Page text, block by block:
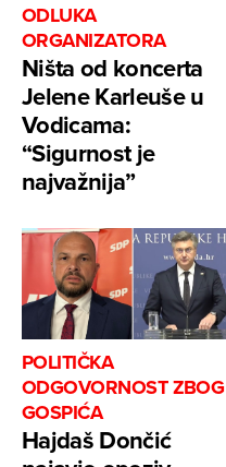
ODLUKA
ORGANIZATORA
Ništa od koncerta
Jelene Karleuše u
Vodicama:
“Sigurnost je
najvažnija”
POLITIČKA
ODGOVORNOST ZBOG
GOSPIĆA
Hajdaš Dončić